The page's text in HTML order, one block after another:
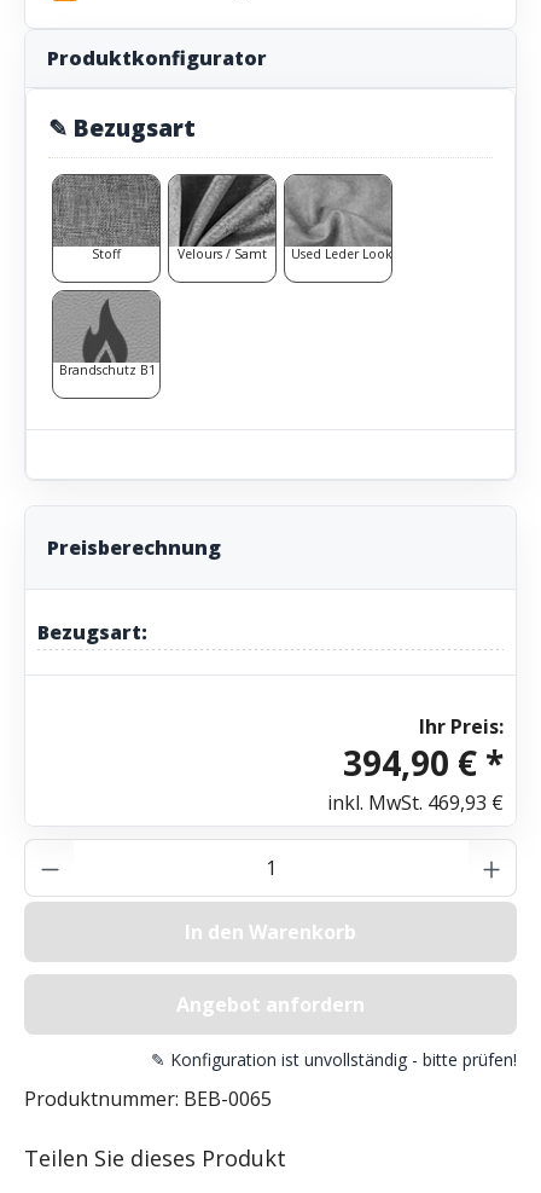
Produktkonfigurator
✎ Bezugsart
Stoff Velours / Samt Used Leder Look
Brandschutz B1
Preisberechnung
Bezugsart:
Ihr Preis:
394,90 € *
inkl. MwSt. 469,93 €
Produkt Anzahl: Gib den gewünschten
In den Warenkorb
Angebot anfordern
✎ Konfiguration ist unvollständig - bitte prüfen!
Produktnummer: BEB-0065
Teilen Sie dieses Produkt